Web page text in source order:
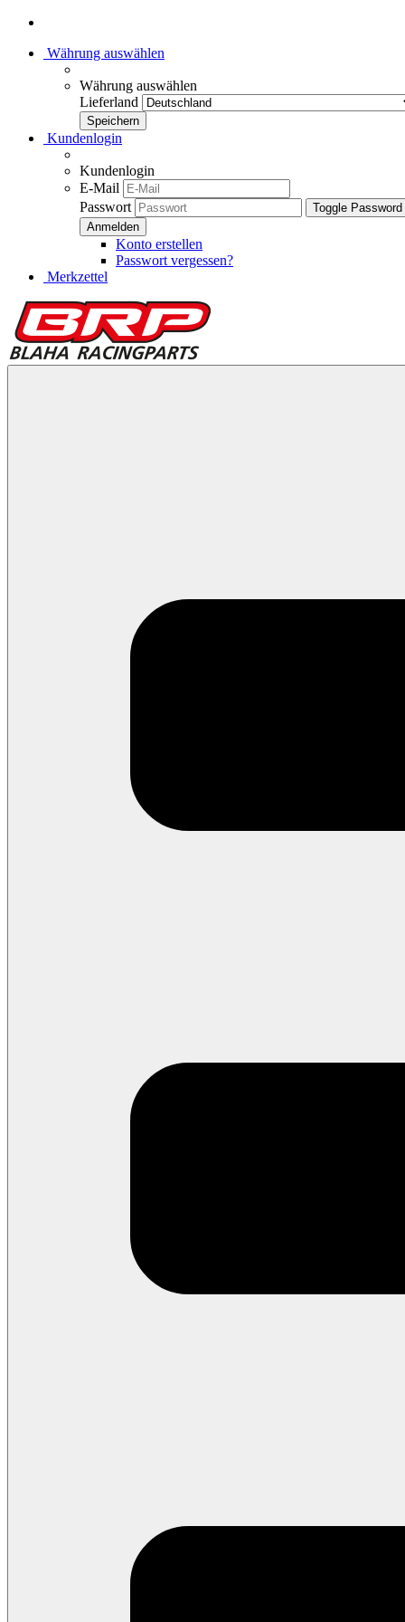
Währung auswählen
Währung auswählen
Lieferland
Kundenlogin
Kundenlogin
E-Mail
Passwort
Toggle
Konto erstellen
Passwort vergessen?
Merkzettel